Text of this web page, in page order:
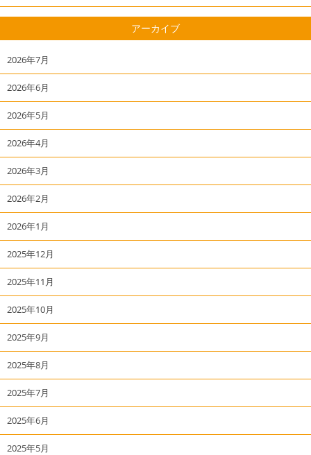
アーカイブ
2026年7月
2026年6月
2026年5月
2026年4月
2026年3月
2026年2月
2026年1月
2025年12月
2025年11月
2025年10月
2025年9月
2025年8月
2025年7月
2025年6月
2025年5月